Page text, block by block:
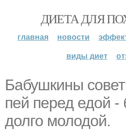
ДИЕТА ДЛЯ
главная новости
виды диет
Бабушкины
пей перед едой -
долго молодой.